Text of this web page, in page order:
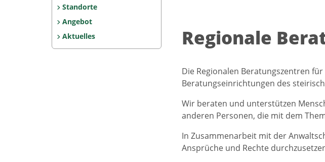
Standorte
Angebot
Aktuelles
Regionale
Die Regionalen Beratungszentren
Beratungseinrichtungen des
Wir beraten und unterstützen
anderen Personen, die mit dem
In Zusammenarbeit mit der
Ansprüche und Rechte